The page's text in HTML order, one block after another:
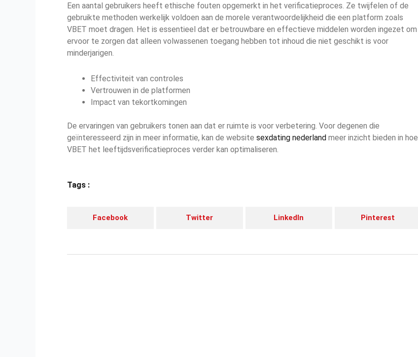
Een aantal gebruikers heeft ethische fouten opgemerkt in het verificatieproces. Ze twijfelen of de
gebruikte methoden werkelijk voldoen aan de morele verantwoordelijkheid die een platform zoals
VBET moet dragen. Het is essentieel dat er betrouwbare en effectieve middelen worden ingezet om
ervoor te zorgen dat alleen volwassenen toegang hebben tot inhoud die niet geschikt is voor
minderjarigen.
Effectiviteit van controles
Vertrouwen in de platformen
Impact van tekortkomingen
De ervaringen van gebruikers tonen aan dat er ruimte is voor verbetering. Voor degenen die
geïnteresseerd zijn in meer informatie, kan de website sexdating nederland meer inzicht bieden in hoe
VBET het leeftijdsverificatieproces verder kan optimaliseren.
Tags :
Facebook Twitter LinkedIn Pinterest